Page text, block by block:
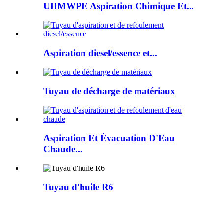
UHMWPE Aspiration Chimique Et...
Aspiration diesel/essence et...
Tuyau de décharge de matériaux
Aspiration Et Évacuation D'Eau
Chaude...
Tuyau d'huile R6